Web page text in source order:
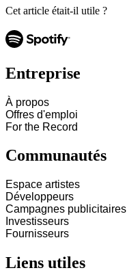
Cet article était-il utile ?
Entreprise
À propos
Offres d'emploi
For the Record
Communautés
Espace artistes
Développeurs
Campagnes publicitaires
Investisseurs
Fournisseurs
Liens utiles